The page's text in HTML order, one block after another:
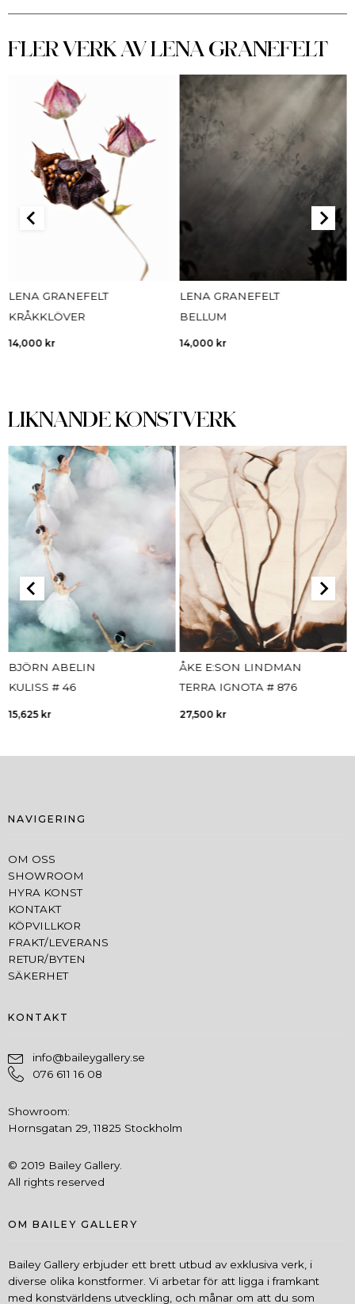
FLER VERK AV LENA GRANEFELT
LENA GRANEFELT
KRÅKKLÖVER
14,000 kr
LENA GRANEFELT
BELLUM
14,000 kr
LIKNANDE KONSTVERK
BJÖRN ABELIN
KULISS # 46
15,625 kr
ÅKE E:SON LINDMAN
TERRA IGNOTA # 876
27,500 kr
NAVIGERING
OM OSS
SHOWROOM
HYRA KONST
KONTAKT
KÖPVILLKOR
FRAKT/LEVERANS
RETUR/BYTEN
SÄKERHET
KONTAKT
info@baileygallery.se
076 611 16 08
Showroom:
Hornsgatan 29, 11825 Stockholm
© 2019 Bailey Gallery.
All rights reserved
OM BAILEY GALLERY
Bailey Gallery erbjuder ett brett utbud av exklusiva verk, i
diverse olika konstformer. Vi arbetar för att ligga i framkant
med konstvärldens utveckling, och månar om att du som